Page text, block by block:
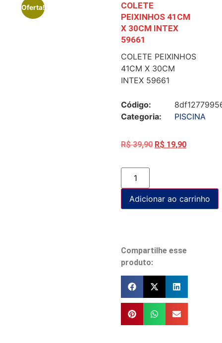
Oferta!
COLETE
PEIXINHOS 41CM
X 30CM INTEX
59661
COLETE PEIXINHOS
41CM X 30CM
INTEX 59661
Código:
Categoria:
PISCINA
R$39,90 R$ 19,90
Adicionar ao carrinho
Compartilhe esse
produto: